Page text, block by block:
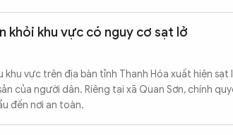
khỏi khu vực có nguy cơ sạt lở
vực trên địa bàn tỉnh Thanh Hóa xuất hiện sạt
của người dân. Riêng tại xã Quan Sơn, chính
đến nơi an toàn.